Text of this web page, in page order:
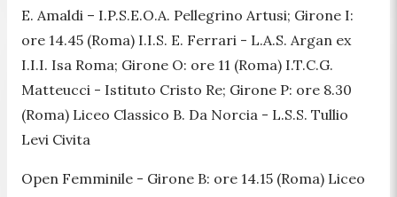
E. Amaldi – I.P.S.E.O.A. Pellegrino Artusi; Girone I:
ore 14.45 (Roma) I.I.S. E. Ferrari - L.A.S. Argan ex
I.I.I. Isa Roma; Girone O: ore 11 (Roma) I.T.C.G.
Matteucci - Istituto Cristo Re; Girone P: ore 8.30
(Roma) Liceo Classico B. Da Norcia - L.S.S. Tullio
Levi Civita
Open Femminile - Girone B: ore 14.15 (Roma) Liceo